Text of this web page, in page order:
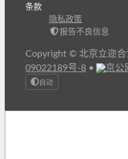
条款
隐私政策
报告不良信息
Copyright © 北京立迩合
09022189号-8 • 京公
自动